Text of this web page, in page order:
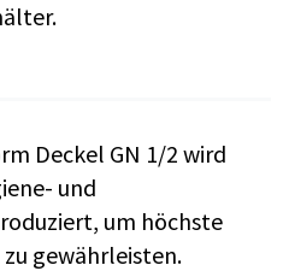
Deckel GN 1/2 wird
und
um höchste
gewährleisten.